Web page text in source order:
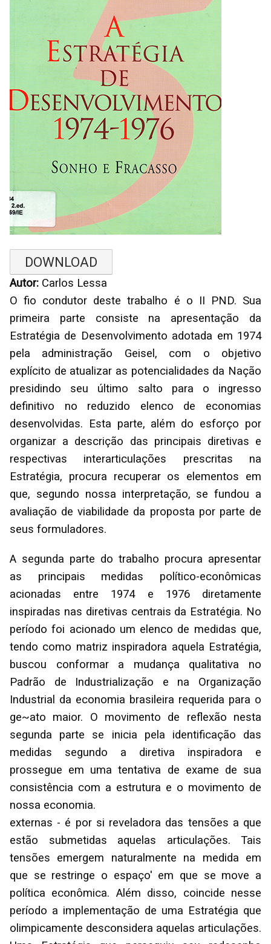
DOWNLOAD
Autor: Carlos Lessa
O fio condutor deste trabalho é o II PND. Sua
primeira parte consiste na apresentação da
Estratégia de Desenvolvimento adotada em 1974
pela administração Geisel, com o objetivo
explícito de atualizar as potencialidades da Nação
presidindo seu último salto para o ingresso
definitivo no reduzido elenco de economias
desenvolvidas. Esta parte, além do esforço por
organizar a descrição das principais diretivas e
respectivas interarticulações prescritas na
Estratégia, procura recuperar os elementos em
que, segundo nossa interpretação, se fundou a
avaliação de viabilidade da proposta por parte de
seus formuladores.
A segunda parte do trabalho procura apresentar
as principais medidas político-econômicas
acionadas entre 1974 e 1976 diretamente
inspiradas nas diretivas centrais da Estratégia. No
período foi acionado um elenco de medidas que,
tendo como matriz inspiradora aquela Estratégia,
buscou conformar a mudança qualitativa no
Padrão de Industrialização e na Organização
Industrial da economia brasileira requerida para o
ge~ato maior. O movimento de reflexão nesta
segunda parte se inicia pela identificação das
medidas segundo a diretiva inspiradora e
prossegue em uma tentativa de exame de sua
consistência com a estrutura e o movimento de
nossa economia.
externas - é por si reveladora das tensões a que
estão submetidas aquelas articulações. Tais
tensões emergem naturalmente na medida em
que se restringe o espaço' em que se move a
política econômica. Além disso, coincide nesse
período a implementação de uma Estratégia que
olimpicamente desconsidera aquelas articulações.